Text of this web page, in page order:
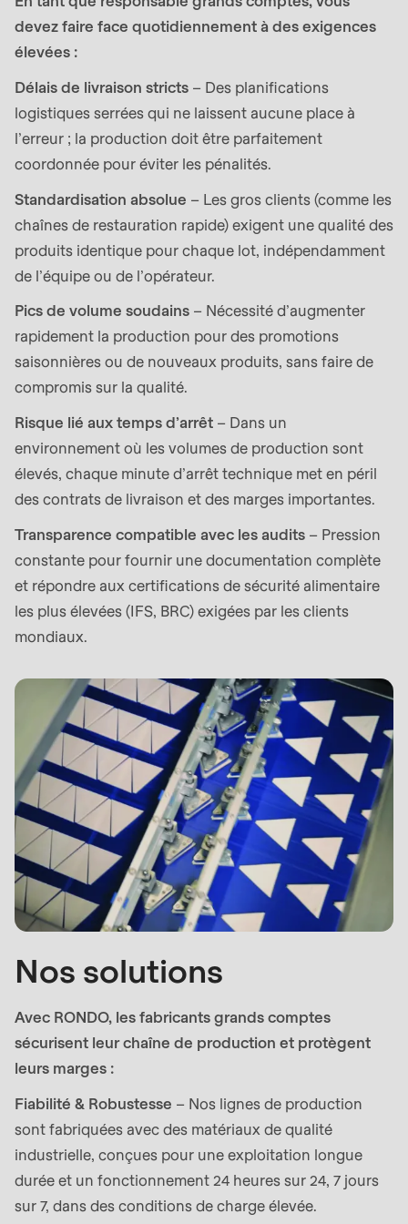
of
modules/custom/rondo_contact/src/
Deprecated
function
mb_substr():
null
to
parameter
#1
($string)
of
type
string
Drupal\rondo_contact\ContactService-
{closure}
()
(line
597
of
Deprecated
function:
mb_substr():
Passing
null
to
parameter
#1
($string)
type
is
deprecated
in
Drupal\rondo_contact\ContactService-
>Drupal\rondo_contact\
{closure}
()
(line
devez faire face quotidiennement à des exigences
élevées :
Délais de livraison stricts – Des planifications
logistiques serrées qui ne laissent aucune place à
l’erreur ; la production doit être parfaitement
coordonnée pour éviter les pénalités.
Standardisation absolue – Les gros clients (comme les
chaînes de restauration rapide) exigent une qualité des
produits identique pour chaque lot, indépendamment
de l’équipe ou de l’opérateur.
Pics de volume soudains – Nécessité d’augmenter
rapidement la production pour des promotions
saisonnières ou de nouveaux produits, sans faire de
compromis sur la qualité.
Risque lié aux temps d’arrêt – Dans un
environnement où les volumes de production sont
élevés, chaque minute d’arrêt technique met en péril
des contrats de livraison et des marges importantes.
Transparence compatible avec les audits – Pression
constante pour fournir une documentation complète
et répondre aux certifications de sécurité alimentaire
les plus élevées (IFS, BRC) exigées par les clients
mondiaux.
Nos solutions
Avec RONDO, les fabricants grands comptes
sécurisent leur chaîne de production et protègent
leurs marges :
Fiabilité & Robustesse – Nos lignes de production
sont fabriquées avec des matériaux de qualité
industrielle, conçues pour une exploitation longue
durée et un fonctionnement 24 heures sur 24, 7 jours
sur 7, dans des conditions de charge élevée.